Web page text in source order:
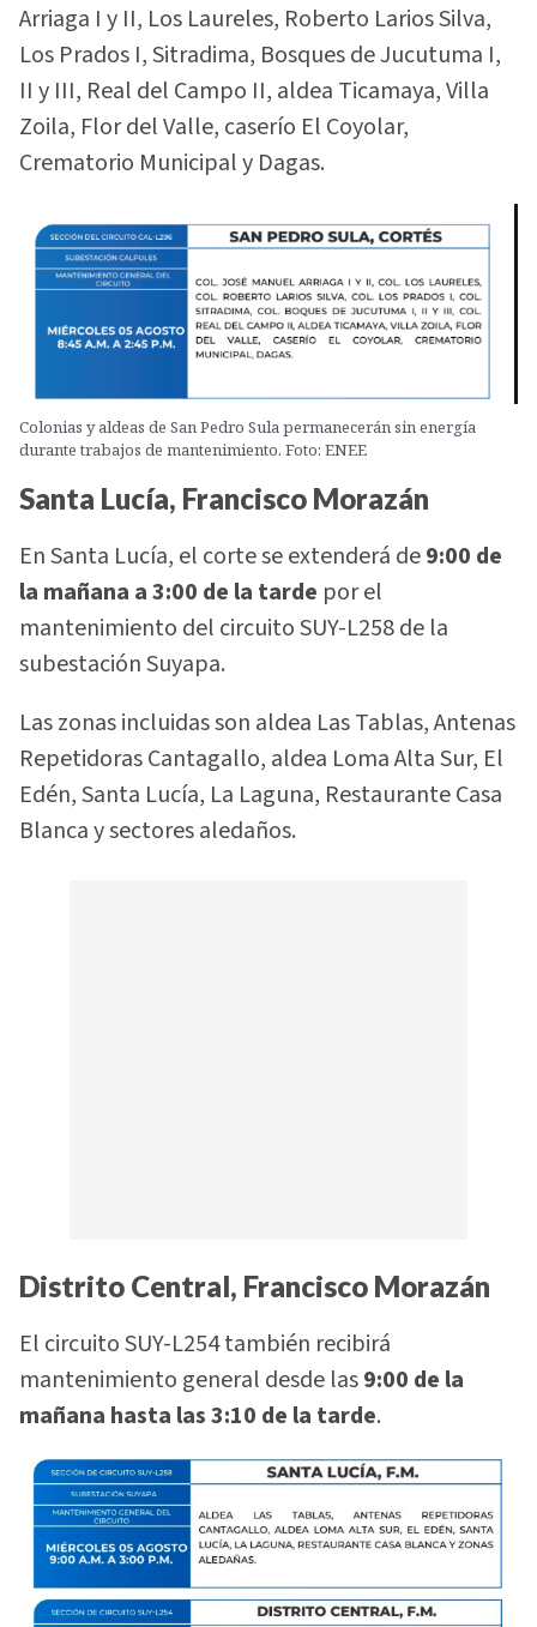
Arriaga I y II, Los Laureles, Roberto Larios Silva,
Los Prados I, Sitradima, Bosques de Jucutuma I,
II y III, Real del Campo II, aldea Ticamaya, Villa
Zoila, Flor del Valle, caserío El Coyolar,
Crematorio Municipal y Dagas.
Colonias y aldeas de San Pedro Sula permanecerán sin energía
durante trabajos de mantenimiento. Foto: ENEE
Santa Lucía, Francisco Morazán
En Santa Lucía, el corte se extenderá de9:00 de
la mañana a 3:00 de la tarde por el
mantenimiento del circuito SUY-L258 de la
subestación Suyapa.
Las zonas incluidas son aldea Las Tablas, Antenas
Repetidoras Cantagallo, aldea Loma Alta Sur, El
Edén, Santa Lucía, La Laguna, Restaurante Casa
Blanca y sectores aledaños.
Distrito Central, Francisco Morazán
El circuito SUY-L254 también recibirá
mantenimiento general desde las9:00 de la
mañana hasta las 3:10 de la tarde.